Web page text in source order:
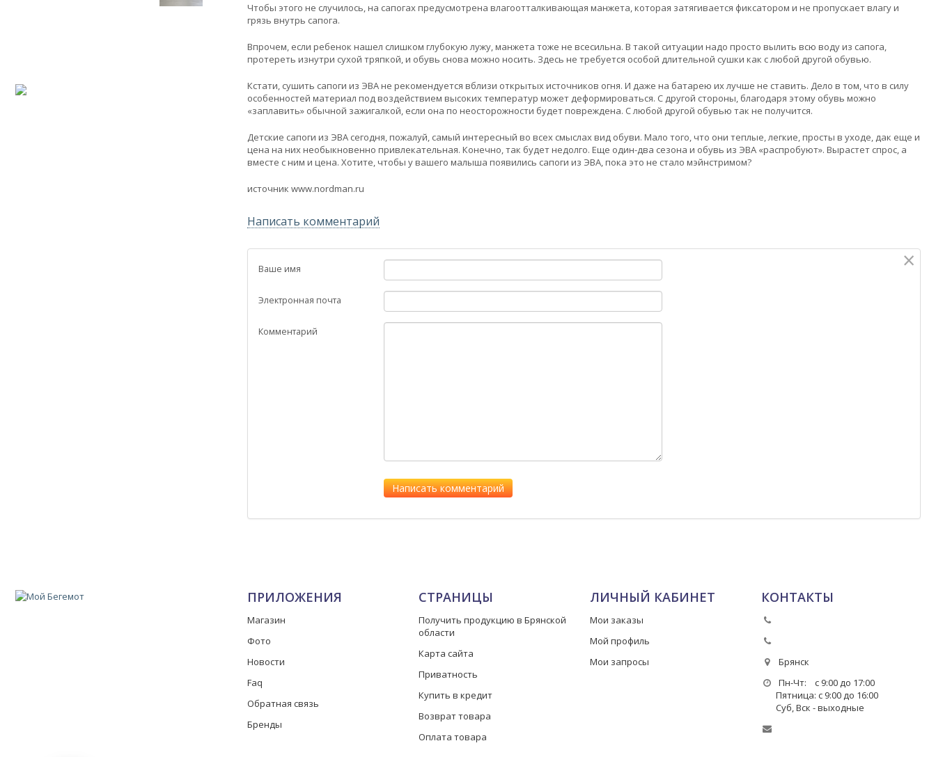
Чтобы этого не случилось, на сапогах предусмотрена влагоотталкивающая манжета, которая затягивается фиксатором и не пропускает влагу и
грязь внутрь сапога.
Впрочем, если ребенок нашел слишком глубокую лужу, манжета тоже не всесильна. В такой ситуации надо просто вылить всю воду из сапога,
протереть изнутри сухой тряпкой, и обувь снова можно носить. Здесь не требуется особой длительной сушки как с любой другой обувью.
Кстати, сушить сапоги из ЭВА не рекомендуется вблизи открытых источников огня. И даже на батарею их лучше не ставить. Дело в том, что в силу
особенностей материал под воздействием высоких температур может деформироваться. С другой стороны, благодаря этому обувь можно
«заплавить» обычной зажигалкой, если она по неосторожности будет повреждена. С любой другой обувью так не получится.
Детские сапоги из ЭВА сегодня, пожалуй, самый интересный во всех смыслах вид обуви. Мало того, что они теплые, легкие, просты в уходе, дак еще и
цена на них необыкновенно привлекательная. Конечно, так будет недолго. Еще один-два сезона и обувь из ЭВА «распробуют». Вырастет спрос, а
вместе с ним и цена. Хотите, чтобы у вашего малыша появились сапоги из ЭВА, пока это не стало мэйнстримом?
источник www.nordman.ru
Написать комментарий
×
Ваше имя
Электронная почта
Комментарий
ПРИЛОЖЕНИЯ
Магазин
Фото
Новости
Faq
Обратная связь
Бренды
СТРАНИЦЫ
Получить продукцию в Брянской
области
Карта сайта
Приватность
Купить в кредит
Возврат товара
Оплата товара
ЛИЧНЫЙ КАБИНЕТ
Мои заказы
Мой профиль
Мои запросы
КОНТАКТЫ
Брянск
Пн-Чт: с 9:00 до 17:00
Пятница: с 9:00 до 16:00
Суб, Вск - выходные